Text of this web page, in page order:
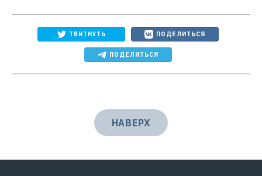
ТВИТНУТЬ ПОДЕЛИТЬСЯ
ПОДЕЛИТЬСЯ
НАВЕРХ